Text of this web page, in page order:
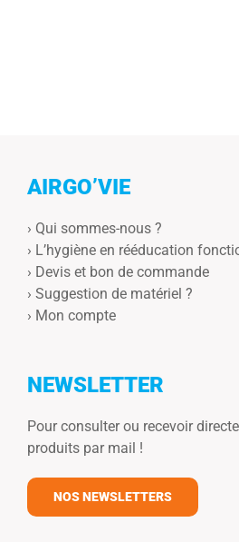
AIRGO’VIE
› Qui sommes-nous ?
› L’hygiène en rééducation
› Devis et bon de commande
› Suggestion de matériel ?
› Mon compte
NEWSLETTER
Pour consulter ou recevoir
produits par mail !
NOS NEWSLETTERS